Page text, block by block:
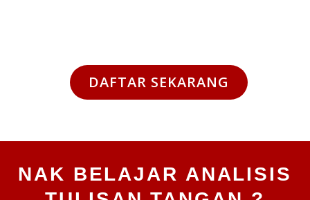
DAFTAR SEKARANG
NAK BELAJAR ANALISIS